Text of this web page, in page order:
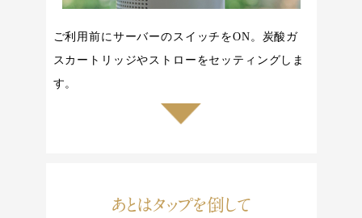
ご利用前にサーバーのスイッチをON。炭酸ガ
スカートリッジやストローをセッティングしま
す。
あとはタップを倒して